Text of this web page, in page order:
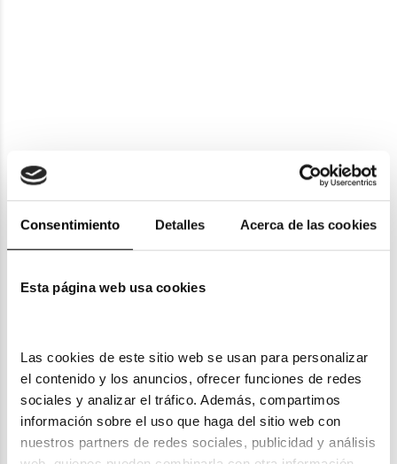
Consentimiento Detalles Acerca de las cookies
Esta página web usa cookies
Las cookies de este sitio web se usan para personalizar
el contenido y los anuncios, ofrecer funciones de redes
sociales y analizar el tráfico. Además, compartimos
información sobre el uso que haga del sitio web con
nuestros partners de redes sociales, publicidad y análisis
Vogue Eyewear
78,40€
3 colores
76,30€
2 colores
Vogue Eyewear
64,40€
Vogue Eyewear
VOGUE EYEWEAR VO 5230
91,00€